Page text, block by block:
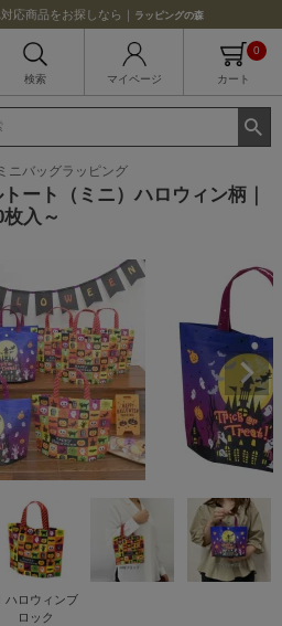
応商品をお探しなら｜ ラッピングの森
検索 マイページ カート
0
ニバッグラッピング
ート（ミニ）ハロウィン柄｜
入～
｜ハロウィンブ
ロック